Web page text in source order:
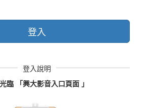
登入
登入說明
臨 「興大影音入口頁面 」